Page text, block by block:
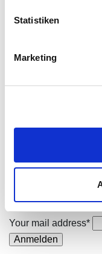
Statistiken
Marketing
Kongress
Archiv
Tags
Subscribe
Your mail address*